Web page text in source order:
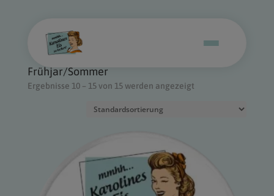
Start/Frühjar/Sommer
Frühjar/Sommer
Ergebnisse 10 – 15 von 15 werden angezeigt